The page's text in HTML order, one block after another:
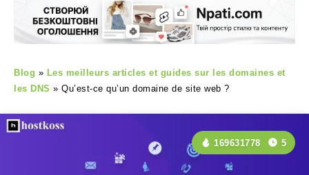
Blog » Les meilleurs articles et guides sur les domaines et
les DNS » Qu’est-ce qu’un domaine de site web ?
169631778 5